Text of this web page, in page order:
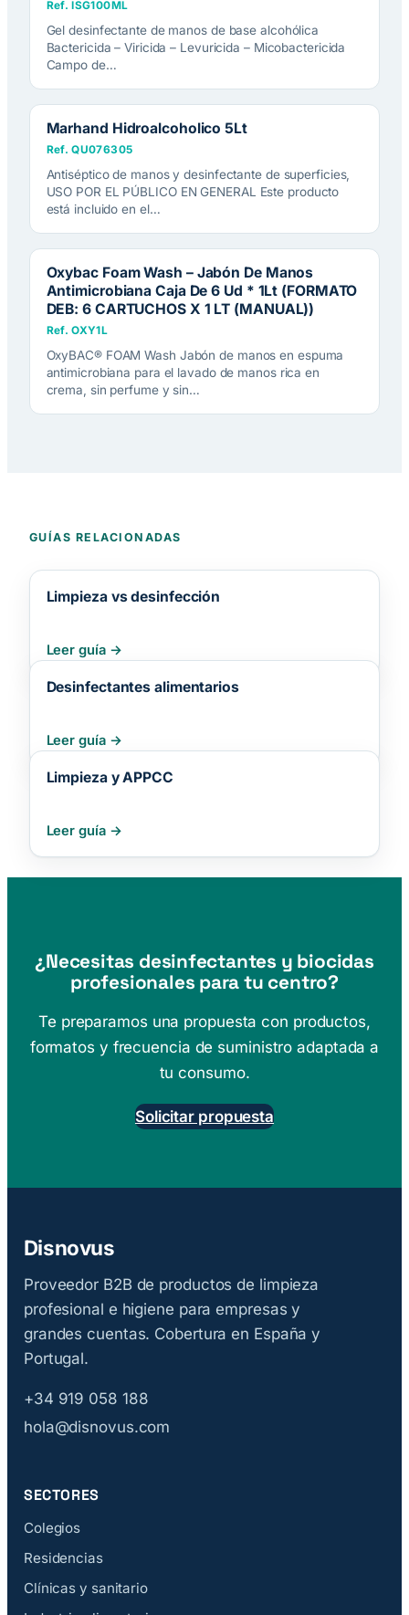
Ref. ISG100ML
Gel desinfectante de manos de base alcohólica
Bactericida – Viricida – Levuricida – Micobactericida
Campo de…
Marhand Hidroalcoholico 5Lt
Ref. QU076305
Antiséptico de manos y desinfectante de superficies,
USO POR EL PÚBLICO EN GENERAL Este producto
está incluido en el…
Oxybac Foam Wash – Jabón De Manos
Antimicrobiana Caja De 6 Ud * 1Lt (FORMATO
DEB: 6 CARTUCHOS X 1 LT (MANUAL))
Ref. OXY1L
OxyBAC® FOAM Wash Jabón de manos en espuma
antimicrobiana para el lavado de manos rica en
crema, sin perfume y sin…
GUÍAS RELACIONADAS
Limpieza vs desinfección
Leer guía
Desinfectantes alimentarios
Leer guía
Limpieza y APPCC
Leer guía
¿Necesitas desinfectantes y biocidas
profesionales para tu centro?
Te preparamos una propuesta con productos,
formatos y frecuencia de suministro adaptada a
tu consumo.
Solicitar propuesta
Disnovus
Proveedor B2B de productos de limpieza
profesional e higiene para empresas y
grandes cuentas. Cobertura en España y
Portugal.
+34 919 058 188
hola@disnovus.com
SECTORES
Colegios
Residencias
Clínicas y sanitario